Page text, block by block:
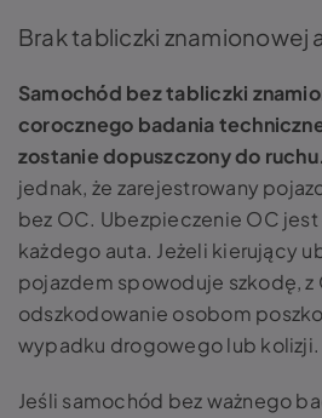
Brak tabliczki znamionowej
Samochód bez tabliczki
corocznego badania
zostanie dopuszczony do ruchu.
jednak, że zarejestrowany
bez OC. Ubezpieczenie OC
każdego auta. Jeżeli kierujący
pojazdem spowoduje szkodę, z
odszkodowanie osobom
wypadku drogowego lub kolizji.
Jeśli samochód bez ważnego